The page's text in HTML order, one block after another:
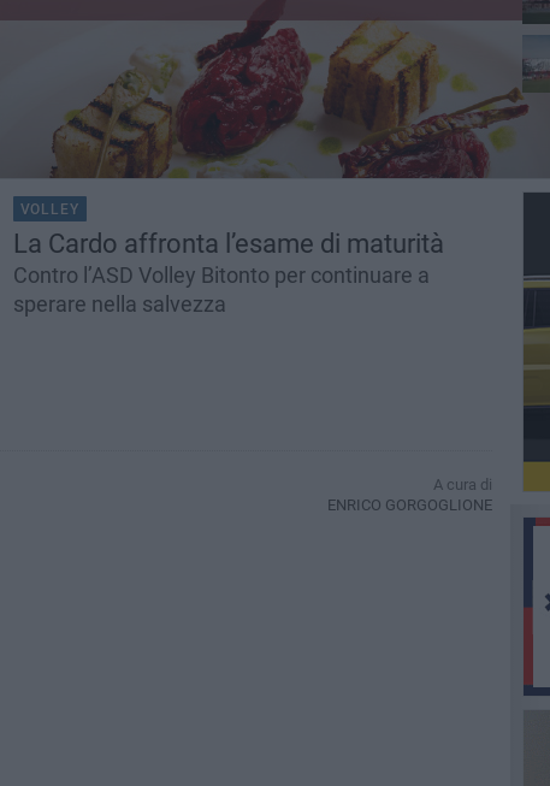
VOLLEY
La Cardo affronta l’esame di maturità
Contro l’ASD Volley Bitonto per continuare a
sperare nella salvezza
A cura di
ENRICO GORGOGLIONE